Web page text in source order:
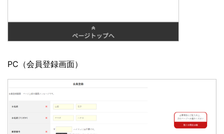
PC（会員登録画面）